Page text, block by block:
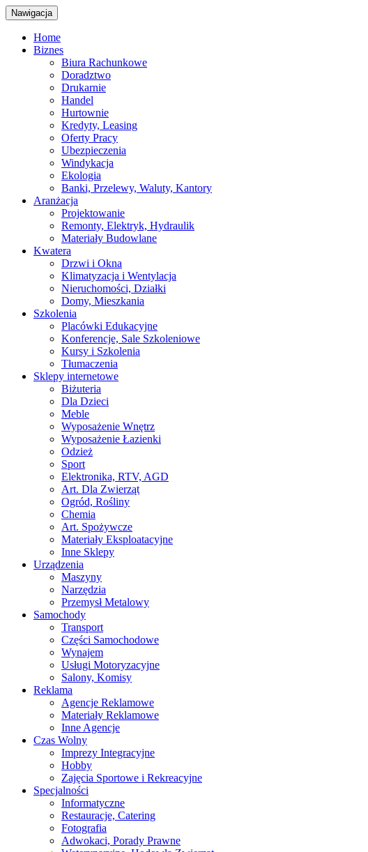
Nawigacja
Home
Biznes
Biura Rachunkowe
Doradztwo
Drukarnie
Handel
Hurtownie
Kredyty, Leasing
Oferty Pracy
Ubezpieczenia
Windykacja
Ekologia
Banki, Przelewy, Waluty, Kantory
Aranżacja
Projektowanie
Remonty, Elektryk, Hydraulik
Materiały Budowlane
Kwatera
Drzwi i Okna
Klimatyzacja i Wentylacja
Nieruchomości, Działki
Domy, Mieszkania
Szkolenia
Placówki Edukacyjne
Konferencje, Sale Szkoleniowe
Kursy i Szkolenia
Tłumaczenia
Sklepy internetowe
Biżuteria
Dla Dzieci
Meble
Wyposażenie Wnętrz
Wyposażenie Łazienki
Odzież
Sport
Elektronika, RTV, AGD
Art. Dla Zwierząt
Ogród, Rośliny
Chemia
Art. Spożywcze
Materiały Eksploatacyjne
Inne Sklepy
Urządzenia
Maszyny
Narzędzia
Przemysł Metalowy
Samochody
Transport
Części Samochodowe
Wynajem
Usługi Motoryzacyjne
Salony, Komisy
Reklama
Agencje Reklamowe
Materiały Reklamowe
Inne Agencje
Czas Wolny
Imprezy Integracyjne
Hobby
Zajęcia Sportowe i Rekreacyjne
Specjalności
Informatyczne
Restauracje, Catering
Fotografia
Adwokaci, Porady Prawne